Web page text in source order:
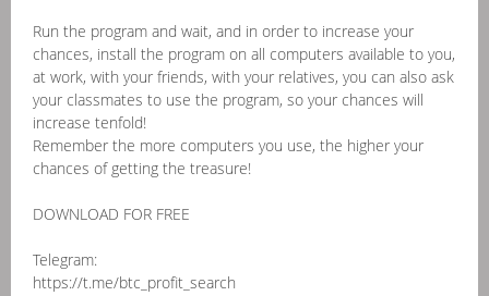
Run the program and wait, and in order to increase your
chances, install the program on all computers available to you,
at work, with your friends, with your relatives, you can also ask
your classmates to use the program, so your chances will
increase tenfold!
Remember the more computers you use, the higher your
chances of getting the treasure!
DOWNLOAD FOR FREE
Telegram:
https://t.me/btc_profit_search